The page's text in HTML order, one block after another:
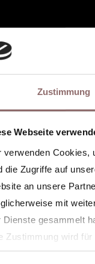
Zustimmung
Webseite
verwenden Cookies,
die Zugriffe auf
an unsere
mit
Dienste gesammelt
Zustimmung wird